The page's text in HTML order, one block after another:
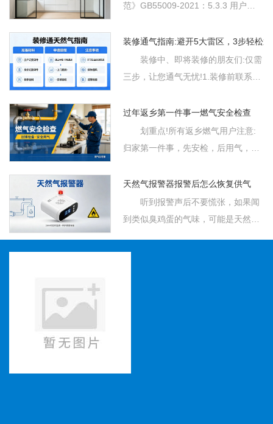
范》GB55009-2021：5.3.3 用户燃
理布置，并应设置在便于安装、检修
的位置，不得设置在下列场所：1.卧
室、客房等人员居住和休息的...
装修通气指南:避开5大雷区，3步轻松
装修中、即将装修的朋友们:仅需
三步，让您通气无忧!1.装修前联系燃
您室内燃气设施进行检查及验收，且
会详细告知装修时燃气安全注意事
项，通气无忧!2.装修中有清楚不...
过年返乡第一件事一燃气安全检查
划重点!所有返乡燃气用户注意:
归家第一件事，先安检，后用气，平
前，安检是必修课?1.管道接口藏隐
患:长期闲置致密封圈老化松动，墙
角/橱柜管道易遭鼠咬、挤压破损，泄
天然气报警器报警后怎么恢复供气
听到报警声后不要慌张，如果闻
到类似臭鸡蛋的气味，可能是天然气
开门窗通风并到室外拨打天然气公司